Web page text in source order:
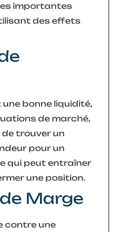
importantes
des effets
bonne liquidité,
de marché,
trouver un
pour un
qui peut entraîner
une position.
Marge
contre une